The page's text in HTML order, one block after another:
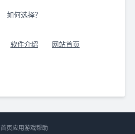
如何选择？
软件介绍 网站首页
首页应用游戏帮助